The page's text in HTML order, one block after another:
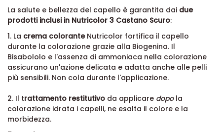
La salute e bellezza del capello è garantita dai due
prodotti inclusi in Nutricolor 3 Castano Scuro:
1. La crema coloranteNutricolor fortifica il capello
durante la colorazione grazie alla Biogenina. Il
Bisabololo e l'assenza di ammoniaca nella colorazione
assicurano un'azione delicata e adatta anche alle pelli
più sensibili. Non cola durante l'applicazione.
2. Il trattamento restitutivo da applicare dopola
colorazione idrata i capelli, ne esalta il colore e la
morbidezza.